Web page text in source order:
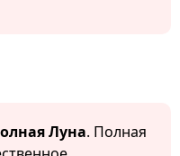
Луна. Полная